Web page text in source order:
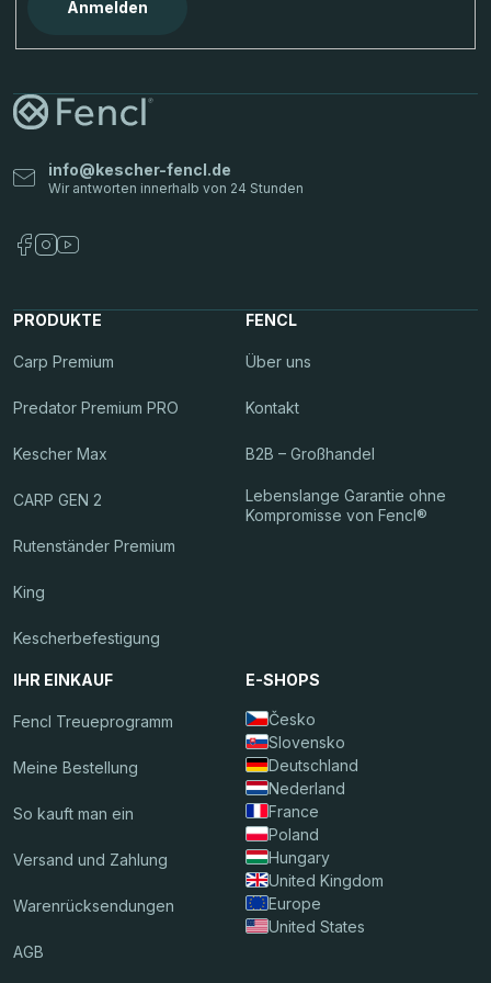
Anmelden
info@kescher-fencl.de
PRODUKTE
Carp Premium
Predator Premium PRO
Kescher Max
CARP GEN 2
Rutenständer Premium
King
Kescherbefestigung
FENCL
Über uns
Kontakt
B2B – Großhandel
Lebenslange Garantie ohne
Kompromisse von Fencl®
IHR EINKAUF
Fencl Treueprogramm
Meine Bestellung
So kauft man ein
Versand und Zahlung
Warenrücksendungen
AGB
E-SHOPS
Česko
Slovensko
Deutschland
Nederland
France
Poland
Hungary
United Kingdom
Europe
United States